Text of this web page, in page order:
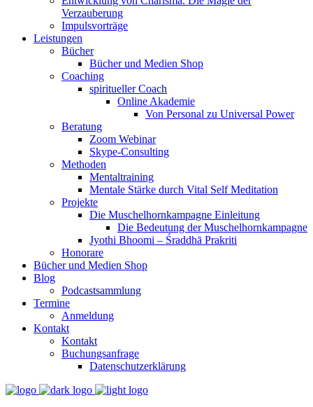
Verzauberung
Impulsvorträge
Leistungen
Bücher
Bücher und Medien Shop
Coaching
spiritueller Coach
Online Akademie
Von Personal zu Universal Power
Beratung
Zoom Webinar
Skype-Consulting
Methoden
Mentaltraining
Mentale Stärke durch Vital Self Meditation
Projekte
Die Muschelhornkampagne Einleitung
Die Bedeutung der Muschelhornkampagne
Jyothi Bhoomi – Śraddhā Prakriti
Honorare
Bücher und Medien Shop
Blog
Podcastsammlung
Termine
Anmeldung
Kontakt
Kontakt
Buchungsanfrage
Datenschutzerklärung